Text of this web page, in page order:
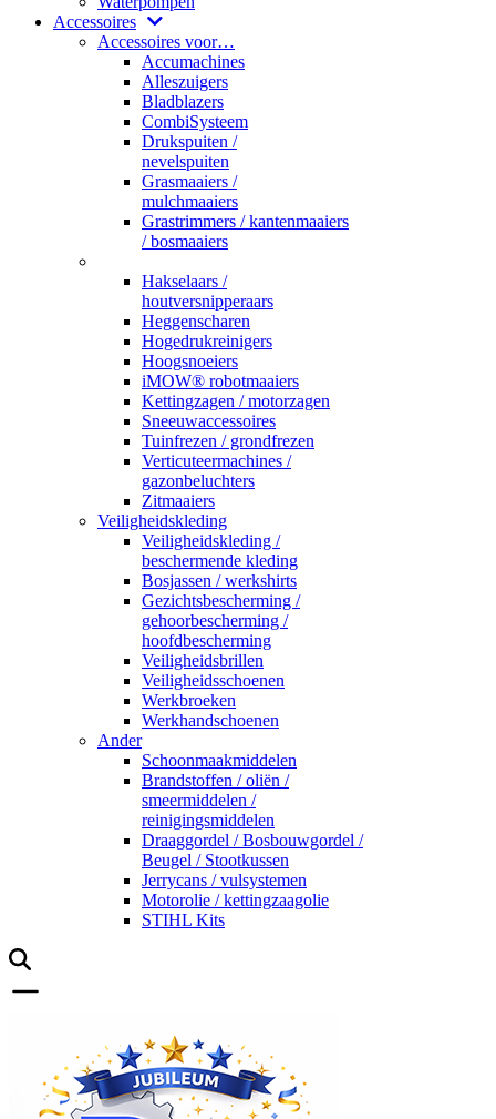
Accessoires
Accessoires voor…
Accumachines
Alleszuigers
Bladblazers
CombiSysteem
Drukspuiten /
nevelspuiten
Grasmaaiers /
mulchmaaiers
Grastrimmers / kantenmaaiers
/ bosmaaiers
Hakselaars /
houtversnipperaars
Heggenscharen
Hogedrukreinigers
Hoogsnoeiers
iMOW® robotmaaiers
Kettingzagen / motorzagen
Sneeuwaccessoires
Tuinfrezen / grondfrezen
Verticuteermachines /
gazonbeluchters
Zitmaaiers
Veiligheidskleding
Veiligheidskleding /
beschermende kleding
Bosjassen / werkshirts
Gezichtsbescherming /
gehoorbescherming /
hoofdbescherming
Veiligheidsbrillen
Veiligheidsschoenen
Werkbroeken
Werkhandschoenen
Ander
Schoonmaakmiddelen
Brandstoffen / oliën /
smeermiddelen /
reinigingsmiddelen
Draaggordel / Bosbouwgordel /
Beugel / Stootkussen
Jerrycans / vulsystemen
Motorolie / kettingzaagolie
STIHL Kits